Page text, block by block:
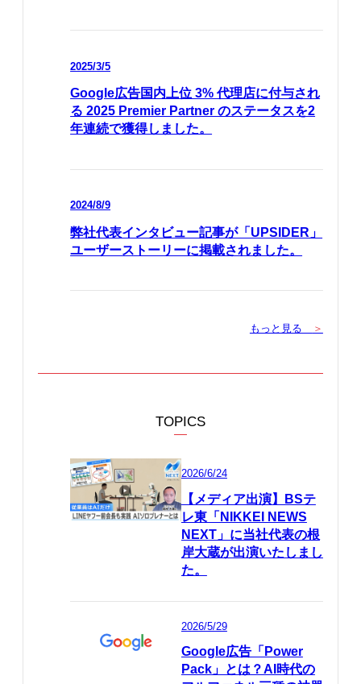
2025/3/5
Google広告国内上位 3% 代理店に付与され
る 2025 Premier Partner のステータスを2
年連続で獲得しました。
2024/8/9
弊社代表インタビュー記事が「UPSIDER」
ユーザーストーリーに掲載されました。
もっと見る ＞
TOPICS
2026/6/24
【メディア出演】BSテ
レ東「NIKKEI NEWS
NEXT」に当社代表の根
岸大蔵が出演いたしまし
た。
2026/5/29
Google広告「Power
Pack」とは？AI時代の